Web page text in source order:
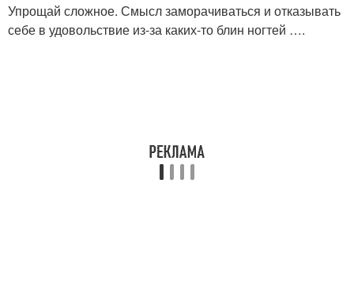
Упрощай сложное. Смысл заморачиваться и отказывать
себе в удовольствие из-за каких-то блин ногтей ….